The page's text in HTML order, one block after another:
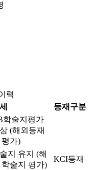
력
등재구분
학술지평가
(해외등재
평가)
지 유지 (해
술지 평가)
KCI등재